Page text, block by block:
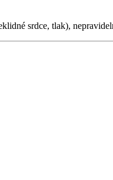
srdce, tlak),